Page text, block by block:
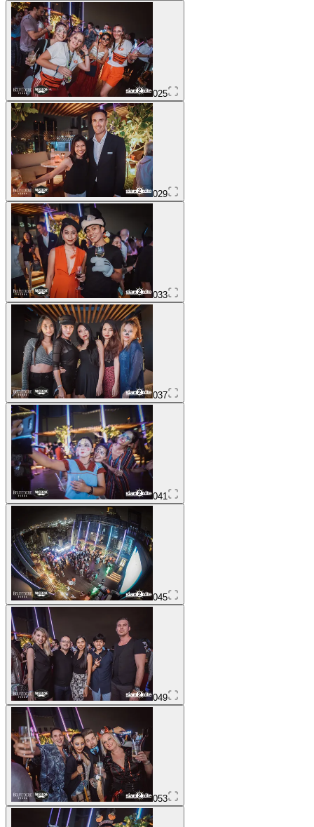
025
029
033
037
041
045
049
053